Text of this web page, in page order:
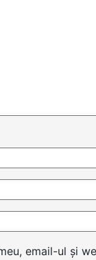
email-ul și